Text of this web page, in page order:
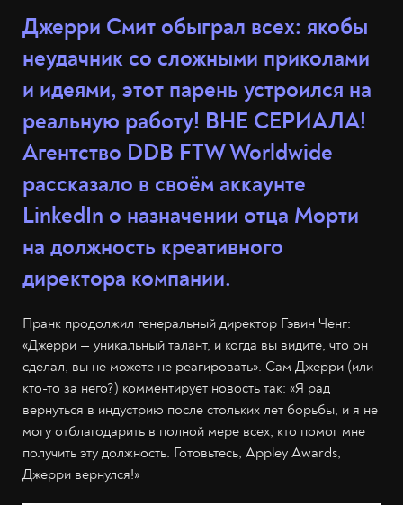
Джерри Смит обыграл всех: якобы
неудачник со сложными приколами
и идеями, этот парень устроился на
реальную работу! ВНЕ СЕРИАЛА!
Агентство DDB FTW Worldwide
рассказало в своём аккаунте
LinkedIn о назначении отца Морти
на должность креативного
директора компании.
Пранк продолжил генеральный директор Гэвин Ченг:
«Джерри — уникальный талант, и когда вы видите, что он
сделал, вы не можете не реагировать». Сам Джерри (или
кто-то за него?) комментирует новость так: «Я рад
вернуться в индустрию после стольких лет борьбы, и я не
могу отблагодарить в полной мере всех, кто помог мне
получить эту должность. Готовьтесь, Appley Awards,
Джерри вернулся!»